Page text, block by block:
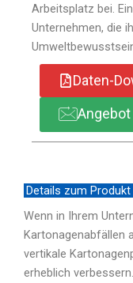
Arbeitsplatz bei.
Unternehmen, die
Daten-
Details zum Produkt
Wenn in Ihrem
Kartonagenabfällen
vertikale
erheblich